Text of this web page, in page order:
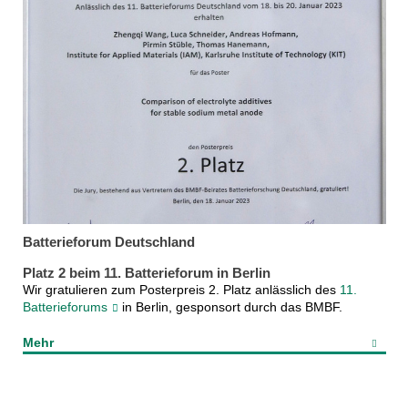
Batterieforum Deutschland
Platz 2 beim 11. Batterieforum in Berlin
Wir gratulieren zum Posterpreis 2. Platz anlässlich des 11.
Batterieforums
in Berlin, gesponsort durch das BMBF.
Mehr